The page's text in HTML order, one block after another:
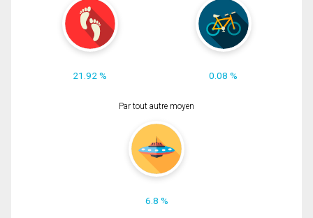
21.92 % 0.08 %
Par tout autre moyen
6.8 %